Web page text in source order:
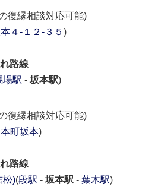
復縁相談対応可能)
４-１２-３５)
路線
場駅 -坂本駅)
復縁相談対応可能)
町坂本)
路線
松)(段駅 -坂本駅 -葉木駅)